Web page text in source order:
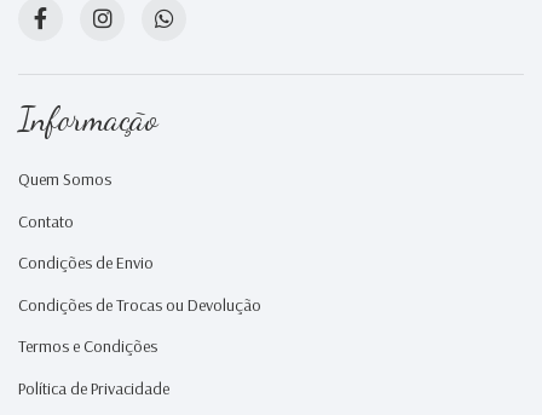
Informação
Quem Somos
Contato
Condições de Envio
Condições de Trocas ou Devolução
Termos e Condições
Política de Privacidade